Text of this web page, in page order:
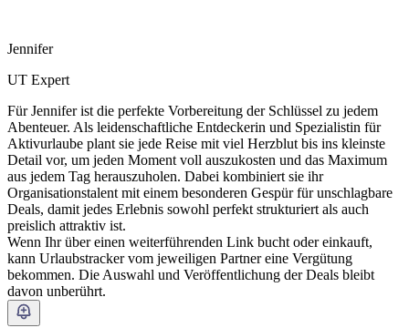
Jennifer
UT Expert
Für Jennifer ist die perfekte Vorbereitung der Schlüssel zu jedem
Abenteuer. Als leidenschaftliche Entdeckerin und Spezialistin für
Aktivurlaube plant sie jede Reise mit viel Herzblut bis ins kleinste
Detail vor, um jeden Moment voll auszukosten und das Maximum
aus jedem Tag herauszuholen. Dabei kombiniert sie ihr
Organisationstalent mit einem besonderen Gespür für unschlagbare
Deals, damit jedes Erlebnis sowohl perfekt strukturiert als auch
preislich attraktiv ist.
Wenn Ihr über einen weiterführenden Link bucht oder einkauft,
kann Urlaubstracker vom jeweiligen Partner eine Vergütung
bekommen. Die Auswahl und Veröffentlichung der Deals bleibt
davon unberührt.